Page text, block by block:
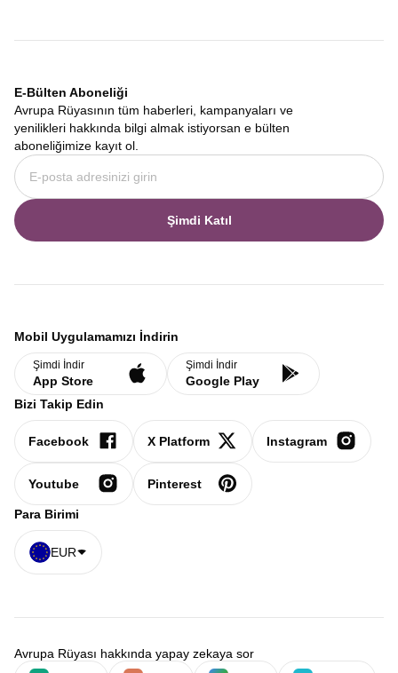
E-Bülten Aboneliği
Avrupa Rüyasının tüm haberleri, kampanyaları ve
yenilikleri hakkında bilgi almak istiyorsan e bülten
aboneliğimize kayıt ol.
Şimdi Katıl
Mobil Uygulamamızı İndirin
Şimdi İndir
App Store
Şimdi İndir
Google Play
Bizi Takip Edin
Facebook X Platform Instagram
Youtube Pinterest
Para Birimi
EUR
Avrupa Rüyası hakkında yapay zekaya sor